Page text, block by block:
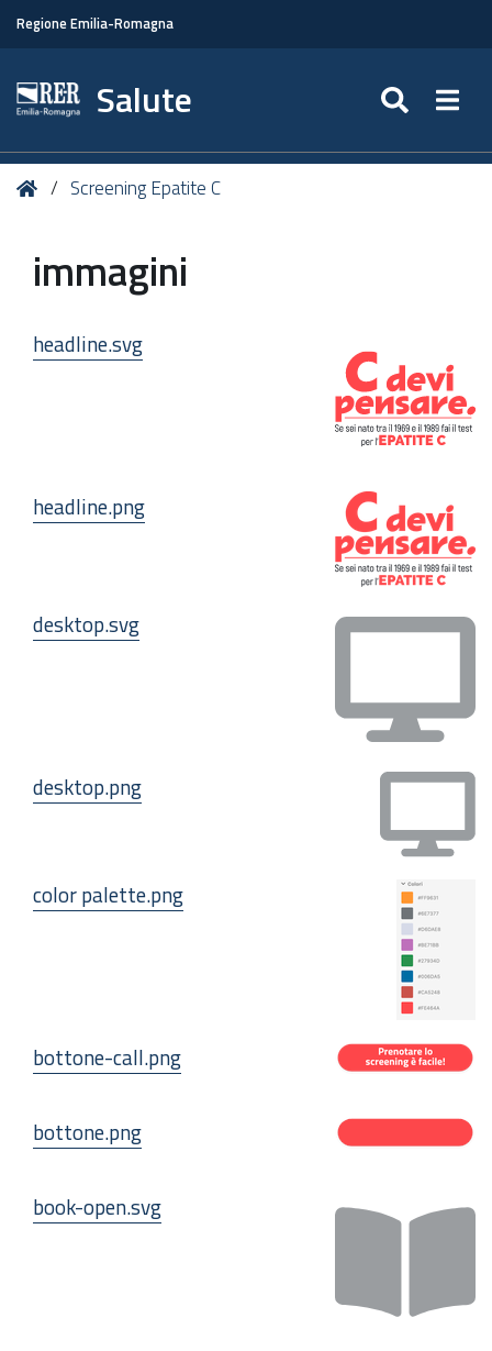
Regione Emilia-Romagna
Salute
Tu HomeScreening Epatite C
immagini
headline.svg
headline.png
desktop.svg
desktop.png
color palette.png
bottone-call.png
bottone.png
book-open.svg